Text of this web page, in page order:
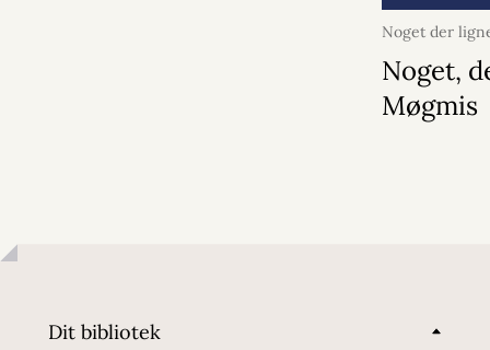
Noget der
2026
Noget,
Møgmis
Dit bibliotek